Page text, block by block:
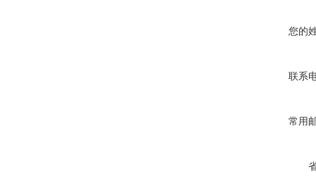
您的
联系
常用